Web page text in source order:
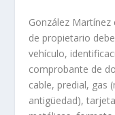
González
de propietario
vehículo,
comprobante de
cable, predial, gas
antigüedad),